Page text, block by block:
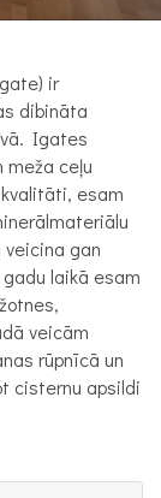
ir
dibināta
Igates
meža ceļu
esam
gan
laikā esam
veicām
rūpnīcā un
cisternu apsildi